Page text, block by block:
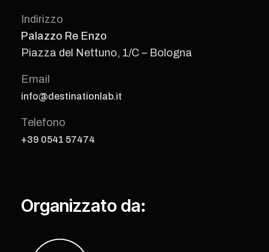
Indirizzo
Palazzo Re Enzo
Piazza del Nettuno, 1/C – Bologna
Email
info@destinationlab.it
Telefono
+39 0541 57474
Organizzato da: